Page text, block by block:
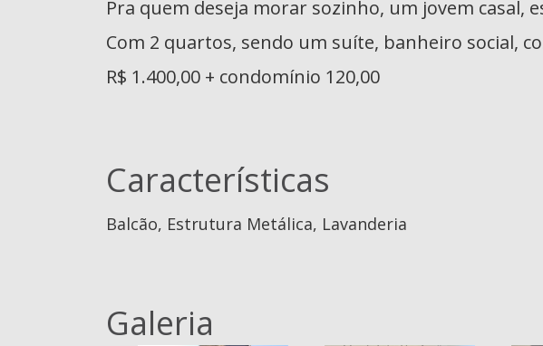
Pra quem deseja morar sozinho, um jovem
Com 2 quartos, sendo um suíte, banheiro social,
R$ 1.400,00 + condomínio 120,00
Características
Balcão, Estrutura Metálica, Lavanderia
Galeria